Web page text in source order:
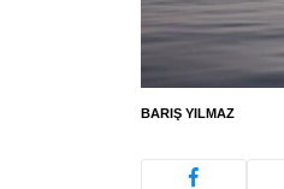
BARIŞ YILMAZ